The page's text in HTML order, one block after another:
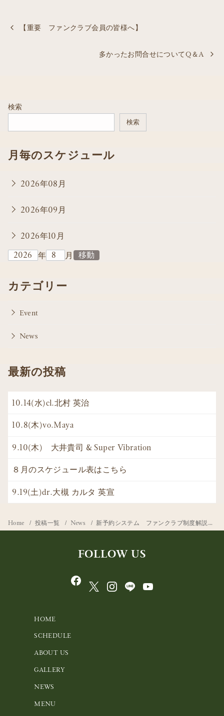
【重要 ファンクラブ会員の皆様へ】
多かったお問合せについてQ＆A
検索
検索
月毎のスケジュール
2026年08月
2026年09月
2026年10月
年
月
カテゴリー
Event
News
最新の投稿
10.14(水)cl.北村 英治
10.8(木)vo.Maya
9.10(木) 大井貴司 & Super Vibration
８月のスケジュール表はこちら
9.19(土)dr.大槻 カルタ 英宣
Home 投稿一覧 News 新予約システム ファンクラブ制度解説します
FOLLOW US
HOME
SCHEDULE
ABOUT US
GALLERY
NEWS
MENU